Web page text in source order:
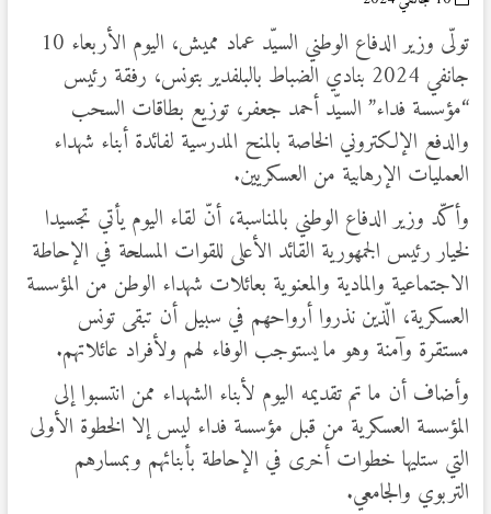
تولّى وزير الدفاع الوطني السيّد عماد مميش، اليوم الأربعاء 10
جانفي 2024 بنادي الضباط بالبلفدير بتونس، رفقة رئيس
“مؤسسة فداء” السيّد أحمد جعفر، توزيع بطاقات السحب
والدفع الإلكتروني الخاصة بالمنح المدرسية لفائدة أبناء شهداء
العمليات الإرهابية من العسكريين.
وأكّد وزير الدفاع الوطني بالمناسبة، أنّ لقاء اليوم يأتي تجسيدا
لخيار رئيس الجمهورية القائد الأعلى للقوات المسلحة في الإحاطة
الاجتماعية والمادية والمعنوية بعائلات شهداء الوطن من المؤسسة
العسكرية، الّذين نذروا أرواحهم في سبيل أن تبقى تونس
مستقرة وآمنة وهو ما يستوجب الوفاء لهم ولأفراد عائلاتهم.
وأضاف أن ما تم تقديمه اليوم لأبناء الشهداء ممن انتسبوا إلى
المؤسسة العسكرية من قبل مؤسسة فداء ليس إلا الخطوة الأولى
التي ستليها خطوات أخرى في الإحاطة بأبنائهم وبمسارهم
التربوي والجامعي.